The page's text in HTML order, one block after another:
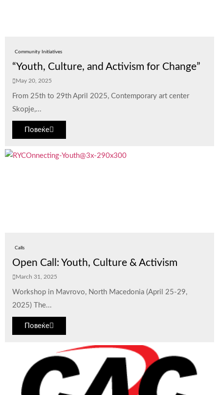
Community Initiatives
“Youth, Culture, and Activism for Change”
May 20, 2025
From 25th to 29th April 2025, Contemporary art center
Skopje,...
Повеќе
Calls
Open Call: Youth, Culture & Activism
March 31, 2025
Workshop in Mavrovo, North Macedonia (April 25-29,
2025) The...
Повеќе